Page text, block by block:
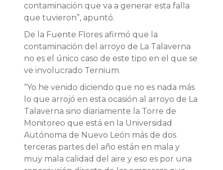
contaminación que va a generar esta falla
que tuvieron”, apuntó.
De la Fuente Flores afirmó que la
contaminación del arroyo de La Talaverna
no es el único caso de este tipo en el que se
ve involucrado Ternium.
“Yo he venido diciendo que no es nada más
lo que arrojó en esta ocasión al arroyo de La
Talaverna sino diariamente la Torre de
Monitoreo que está en la Universidad
Autónoma de Nuevo León más de dos
terceras partes del año están en mala y
muy mala calidad del aire y eso es por una